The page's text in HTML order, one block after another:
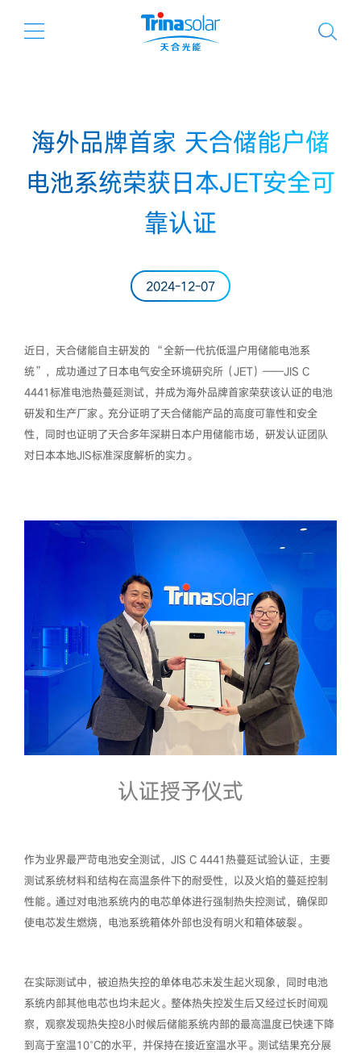
海外品牌首家 天合储能户储
电池系统荣获日本JET安全可
靠认证
2024-12-07
近日，天合储能自主研发的 “全新一代抗低温户用储能电池系
统”，成功通过了日本电气安全环境研究所（JET）——JIS C
4441标准电池热蔓延测试，并成为海外品牌首家荣获该认证的电池
研发和生产厂家。充分证明了天合储能产品的高度可靠性和安全
性，同时也证明了天合多年深耕日本户用储能市场，研发认证团队
对日本本地JIS标准深度解析的实力。
认证授予仪式
作为业界最严苛电池安全测试，JIS C 4441热蔓延试验认证，主要
测试系统材料和结构在高温条件下的耐受性，以及火焰的蔓延控制
性能。通过对电池系统内的电芯单体进行强制热失控测试，确保即
使电芯发生燃烧，电池系统箱体外部也没有明火和箱体破裂。
在实际测试中，被迫热失控的单体电芯未发生起火现象，同时电池
系统内部其他电芯也均未起火。整体热失控发生后又经过长时间观
察，观察发现热失控8小时候后储能系统内部的最高温度已快速下降
到高于室温10°C的水平，并保持在接近室温水平。测试结果充分展